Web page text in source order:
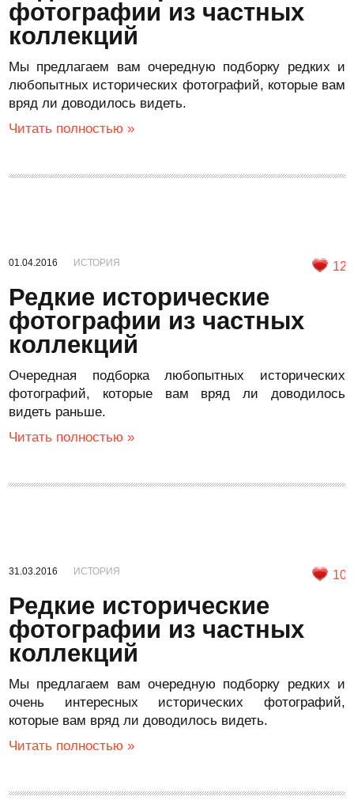
фотографии из частных
коллекций
Мы предлагаем вам очередную подборку редких и
любопытных исторических фотографий, которые вам
вряд ли доводилось видеть.
Читать полностью »
01.04.2016 ИСТОРИЯ 12
Редкие исторические
фотографии из частных
коллекций
Очередная подборка любопытных исторических
фотографий, которые вам вряд ли доводилось
видеть раньше.
Читать полностью »
31.03.2016 ИСТОРИЯ 10
Редкие исторические
фотографии из частных
коллекций
Мы предлагаем вам очередную подборку редких и
очень интересных исторических фотографий,
которые вам вряд ли доводилось видеть.
Читать полностью »